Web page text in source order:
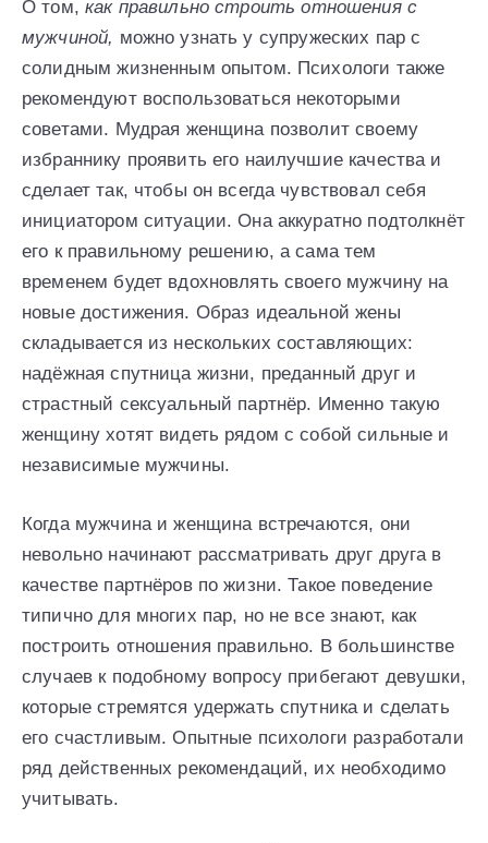
О том,как правильно строить отношения с
мужчиной, можно узнать у супружеских пар с
солидным жизненным опытом. Психологи также
рекомендуют воспользоваться некоторыми
советами. Мудрая женщина позволит своему
избраннику проявить его наилучшие качества и
сделает так, чтобы он всегда чувствовал себя
инициатором ситуации. Она аккуратно подтолкнёт
его к правильному решению, а сама тем
временем будет вдохновлять своего мужчину на
новые достижения. Образ идеальной жены
складывается из нескольких составляющих:
надёжная спутница жизни, преданный друг и
страстный сексуальный партнёр. Именно такую
женщину хотят видеть рядом с собой сильные и
независимые мужчины.
Когда мужчина и женщина встречаются, они
невольно начинают рассматривать друг друга в
качестве партнёров по жизни. Такое поведение
типично для многих пар, но не все знают, как
построить отношения правильно. В большинстве
случаев к подобному вопросу прибегают девушки,
которые стремятся удержать спутника и сделать
его счастливым. Опытные психологи разработали
ряд действенных рекомендаций, их необходимо
учитывать.